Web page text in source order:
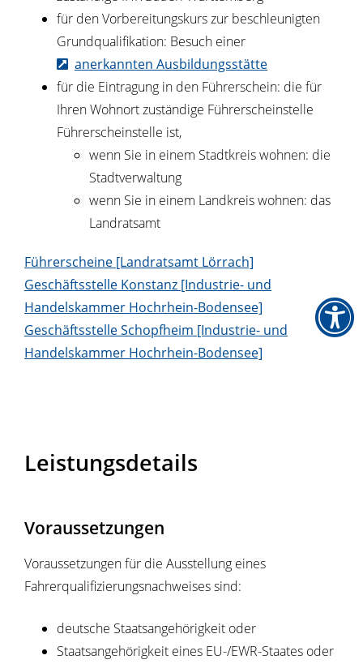
für den Vorbereitungskurs zur beschleunigten
Grundqualifikation: Besuch einer
anerkannten Ausbildungsstätte
für die Eintragung in den Führerschein: die für
Ihren Wohnort zuständige Führerscheinstelle
Führerscheinstelle ist,
wenn Sie in einem Stadtkreis wohnen: die
Stadtverwaltung
wenn Sie in einem Landkreis wohnen: das
Landratsamt
Führerscheine [Landratsamt Lörrach]
Geschäftsstelle Konstanz [Industrie- und
Handelskammer Hochrhein-Bodensee]
Geschäftsstelle Schopfheim [Industrie- und
Handelskammer Hochrhein-Bodensee]
Leistungsdetails
Voraussetzungen
Voraussetzungen für die Ausstellung eines
Fahrerqualifizierungsnachweises sind:
deutsche Staatsangehörigkeit oder
Staatsangehörigkeit eines EU-/EWR-Staates oder